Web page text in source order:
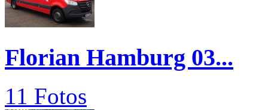
Florian Hamburg 03...
11 Fotos